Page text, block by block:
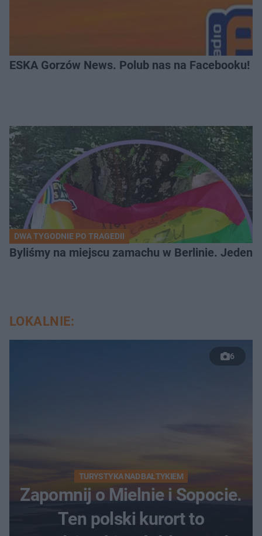
ESKA Gorzów News. Polub nas na Facebooku!
DWA TYGODNIE PO TRAGEDII
Byliśmy na miejscu zamachu w Berlinie. Jeden
LOKALNIE:
6
TURYSTYKA NAD BAŁTYKIEM
Zapomnij o Mielnie i Sopocie.
Ten polski kurort to